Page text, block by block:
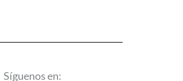
Síguenos en: